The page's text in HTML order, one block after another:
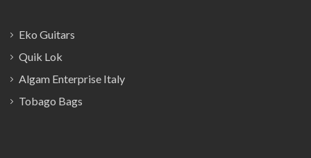
Eko Guitars
Quik Lok
Algam Enterprise Italy
Tobago Bags